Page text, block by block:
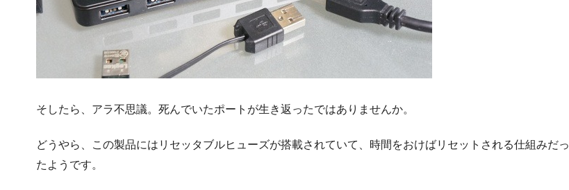
そしたら、アラ不思議。死んでいたポートが生き返ったではありませんか。
どうやら、この製品にはリセッタブルヒューズが搭載されていて、時間をおけばリセットされる仕組みだっ
たようです。